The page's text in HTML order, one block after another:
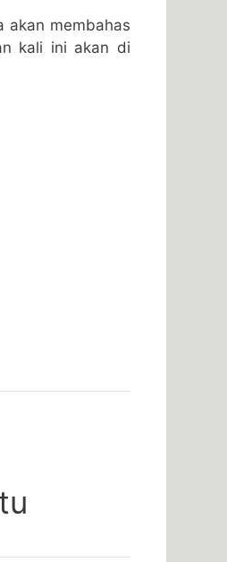
akan membahas
kali ini akan di